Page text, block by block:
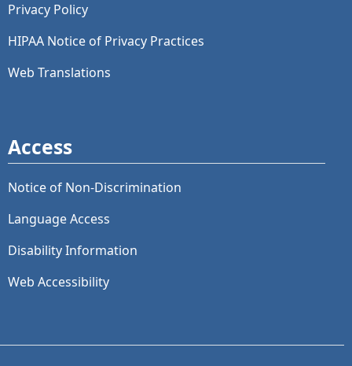
Privacy Policy
HIPAA Notice of Privacy Practices
Web Translations
Access
Notice of Non-Discrimination
Language Access
Disability Information
Web Accessibility